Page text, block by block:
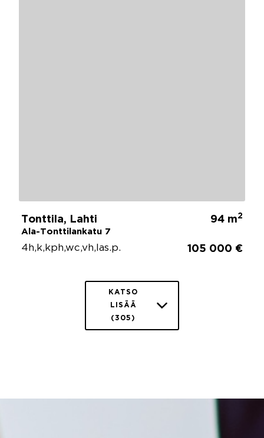
Tonttila, Lahti
Ala-Tonttilankatu 7
94 m2
4h,k,kph,wc,vh,las.p. 105 000 €
KATSO
LISÄÄ
(305)